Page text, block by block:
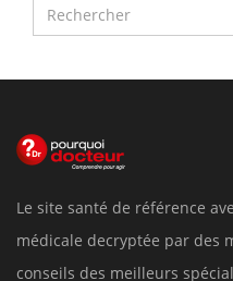
Le site santé de référence
médicale decryptée par des
conseils des meilleurs